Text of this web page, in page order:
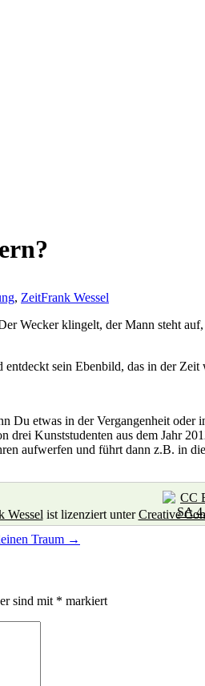
, ZeitFrank Wessel
Wecker klingelt, der Mann steht
sein Ebenbild, das in der
etwas in der Vergangenheit
Kunststudenten aus dem Jahr
aufwerfen und führt dann z.B. in
Wessel ist lizenziert unterCreative
Traum →
sind mit * markiert